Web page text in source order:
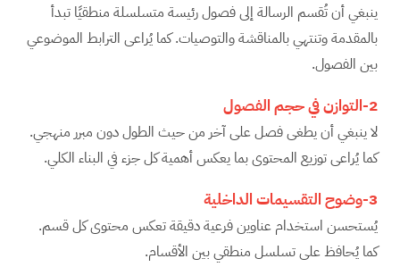
ينبغي أن تُقسم الرسالة إلى فصول رئيسة متسلسلة منطقيًا تبدأ
بالمقدمة وتنتهي بالمناقشة والتوصيات. كما يُراعى الترابط الموضوعي
بين الفصول.
2-التوازن في حجم الفصول
لا ينبغي أن يطغى فصل على آخر من حيث الطول دون مبرر منهجي.
كما يُراعى توزيع المحتوى بما يعكس أهمية كل جزء في البناء الكلي.
3-وضوح التقسيمات الداخلية
يُستحسن استخدام عناوين فرعية دقيقة تعكس محتوى كل قسم.
كما يُحافظ على تسلسل منطقي بين الأقسام.